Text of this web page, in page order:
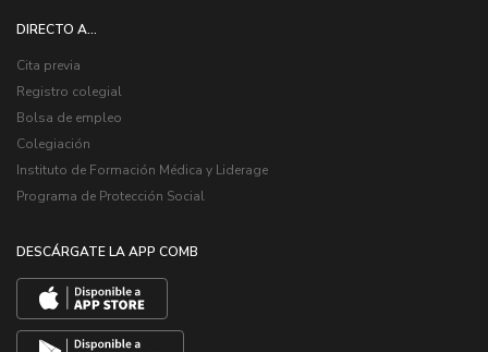
DIRECTO A...
Cita previa
Registro colegial
Bolsa de empleo
Colegiación
Instituto de Formación Médica y Liderage
Programa de Protección Social
DESCÁRGATE LA APP COMB